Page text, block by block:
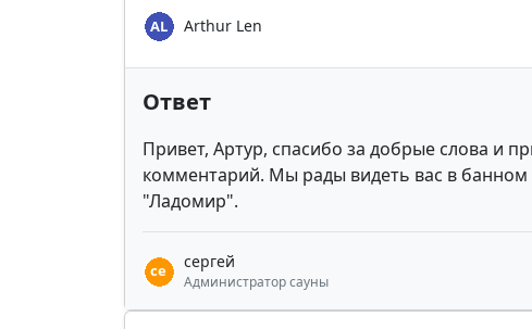
Arthur Len
Ответ
Привет, Артур, спасибо за добрые слова и
комментарий. Мы рады видеть вас в банном
"Ладомир".
сергей
Администратор сауны